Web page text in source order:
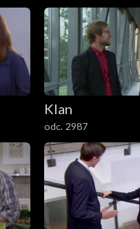
Klan
odc. 2987